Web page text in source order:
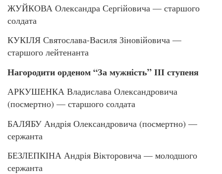
ЖУЙКОВА Олександра Сергійовича — старшого
солдата
КУКІЛЯ Святослава-Василя Зіновійовича —
старшого лейтенанта
Нагородити орденом “За мужність” ІІІ ступеня
АРКУШЕНКА Владислава Олександровича
(посмертно) — старшого солдата
БАЛЯБУ Андрія Олександровича (посмертно) —
сержанта
БЕЗЛЕПКІНА Андрія Вікторовича — молодшого
сержанта